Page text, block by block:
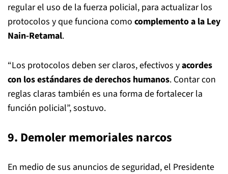
regular el uso de la fuerza policial, para actualizar los
protocolos y que funciona como complemento a la Ley
Nain-Retamal.
“Los protocolos deben ser claros, efectivos yacordes
con los estándares de derechos humanos. Contar con
reglas claras también es una forma de fortalecer la
función policial”, sostuvo.
9. Demoler memoriales narcos
En medio de sus anuncios de seguridad, el Presidente